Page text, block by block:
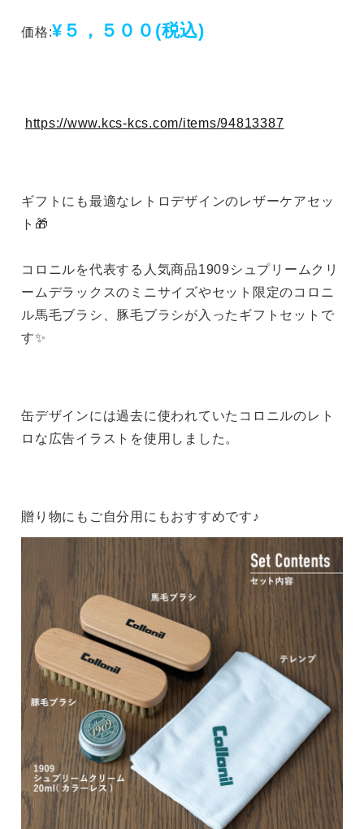
価格:¥５，５００ (税込)
https://www.kcs-kcs.com/items/94813387
ギフトにも最適なレトロデザインのレザーケアセッ
ト🎁
コロニルを代表する人気商品1909シュプリームクリ
ームデラックスのミニサイズやセット限定のコロニ
ル馬毛ブラシ、豚毛ブラシが入ったギフトセットで
す✨
缶デザインには過去に使われていたコロニルのレト
ロな広告イラストを使用しました。
贈り物にもご自分用にもおすすめです♪